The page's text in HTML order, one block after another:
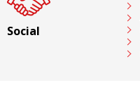
Social